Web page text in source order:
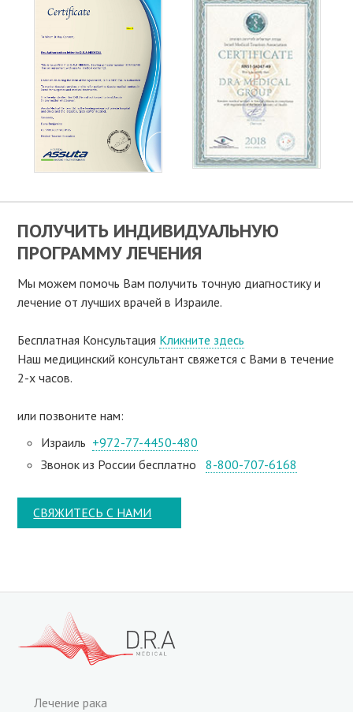
ПОЛУЧИТЬ ИНДИВИДУАЛЬНУЮ
ПРОГРАММУ ЛЕЧЕНИЯ
Мы можем помочь Вам получить точную диагностику и
лечение от лучших врачей в Израиле.
Бесплатная Консультация Кликните здесь
Наш медицинский консультант свяжeтся с Вами в течение
2-х часов.
или позвоните нам:
Израиль +972-77-4450-480
Звонок из России бесплатно8-800-707-6168
СВЯЖИТЕСЬ С НАМИ
Лечение рака